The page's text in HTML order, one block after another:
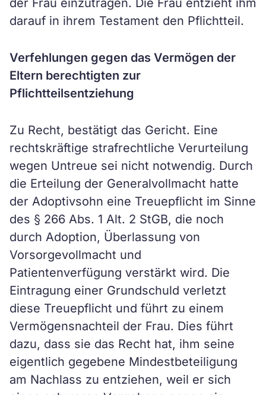
der Frau einzutragen. Die Frau entzieht ihm
darauf in ihrem Testament den Pflichtteil.
Verfehlungen gegen das Vermögen der
Eltern berechtigten zur
Pflichtteilsentziehung
Zu Recht, bestätigt das Gericht. Eine
rechtskräftige strafrechtliche Verurteilung
wegen Untreue sei nicht notwendig. Durch
die Erteilung der Generalvollmacht hatte
der Adoptivsohn eine Treuepflicht im Sinne
des § 266 Abs. 1 Alt. 2 StGB, die noch
durch Adoption, Überlassung von
Vorsorgevollmacht und
Patientenverfügung verstärkt wird. Die
Eintragung einer Grundschuld verletzt
diese Treuepflicht und führt zu einem
Vermögensnachteil der Frau. Dies führt
dazu, dass sie das Recht hat, ihm seine
eigentlich gegebene Mindestbeteiligung
am Nachlass zu entziehen, weil er sich